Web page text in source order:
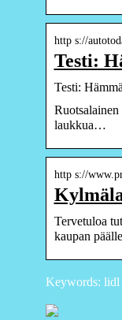
http s://
Testi:
Testi:
laukkua…
http s://
Tervetuloa
kaupan
Keywords: lidl